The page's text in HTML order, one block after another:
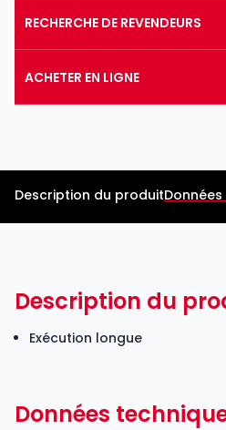
RECHERCHE DE REVENDEURS
ACHETER EN LIGNE
Description du produit
Description du
Exécution longue
Données